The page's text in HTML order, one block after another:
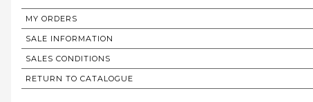
MY ORDERS
SALE INFORMATION
SALES CONDITIONS
RETURN TO CATALOGUE